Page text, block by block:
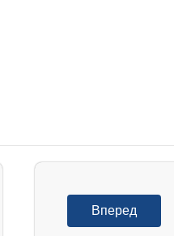
Вперед